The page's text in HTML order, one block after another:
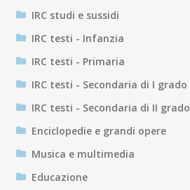
IRC studi e sussidi
IRC testi - Infanzia
IRC testi - Primaria
IRC testi - Secondaria di I grado
IRC testi - Secondaria di II grado
Enciclopedie e grandi opere
Musica e multimedia
Educazione